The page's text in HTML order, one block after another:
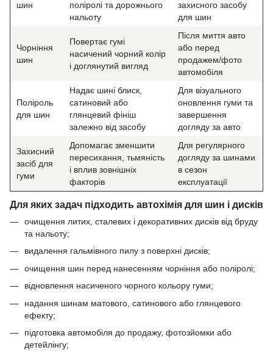
шин
поліролі та дорожнього
нальоту
захисного засобу
для шин
Чорніння
шин
Повертає гумі
насичений чорний колір
і доглянутий вигляд
Після миття авто
або перед
продажем/фото
автомобіля
Поліроль
для шин
Надає шині блиск,
сатиновий або
глянцевий фініш
залежно від засобу
Для візуального
оновлення гуми та
завершення
догляду за авто
Захисний
засіб для
гуми
Допомагає зменшити
пересихання, тьмяність
і вплив зовнішніх
факторів
Для регулярного
догляду за шинами
в сезон
експлуатації
Для яких задач підходить автохімія для шин і дисків
очищення литих, сталевих і декоративних дисків від бруду
та нальоту;
видалення гальмівного пилу з поверхні дисків;
очищення шин перед нанесенням чорніння або поліролі;
відновлення насиченого чорного кольору гуми;
надання шинам матового, сатинового або глянцевого
ефекту;
підготовка автомобіля до продажу, фотозйомки або
детейлінгу;